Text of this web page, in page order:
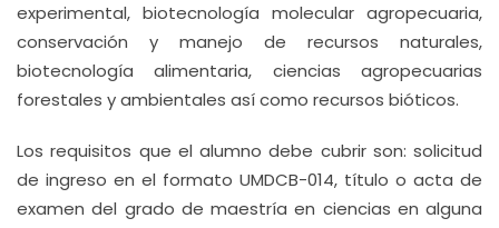
experimental, biotecnología molecular agropecuaria,
conservación y manejo de recursos naturales,
biotecnología alimentaria, ciencias agropecuarias
forestales y ambientales así como recursos bióticos.
Los requisitos que el alumno debe cubrir son: solicitud
de ingreso en el formato UMDCB-014, título o acta de
examen del grado de maestría en ciencias en alguna